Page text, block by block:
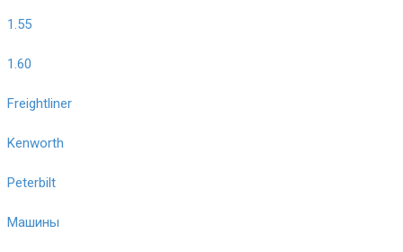
1.55
1.60
Freightliner
Kenworth
Peterbilt
Машины